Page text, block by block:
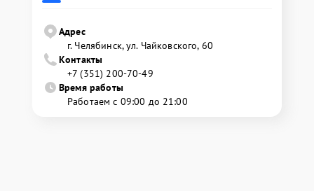
Адрес
г. Челябинск, ул. Чайковского, 60
Контакты
+7 (351) 200-70-49
Время работы
Работаем с 09:00 до 21:00